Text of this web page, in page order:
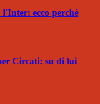
ecco perchè
Circati: su di lui